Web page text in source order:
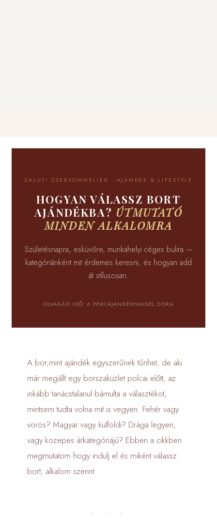
SALUT! ZSEBSOMMELIER · AJÁNDÉK & LIFESTYLE
HOGYAN VÁLASSZ BORT
AJÁNDÉKBA? ÚTMUTATÓ
MINDEN ALKALOMRA
Születésnapra, esküvőre, munkahelyi céges bulira —
kategóriánként mit érdemes keresni, és hogyan add
át stílusosan.
OLVASÁSI IDŐ: 6 PERCAJÁNDÉKHAUSEL DÓRA
A bor,mint ajándék egyszerűnek tűnhet, de aki
már megállt egy borszaküzlet polcai előtt, az
inkább tanácstalanul bámulta a választékot,
mintsem tudta volna mit is vegyen. Fehér vagy
vörös? Magyar vagy külföldi? Drága legyen,
vagy közepes árkategóriájú? Ebben a cikkben
megmutatom hogy indulj el és miként válassz
bort, alkalom szerint.
· · ·